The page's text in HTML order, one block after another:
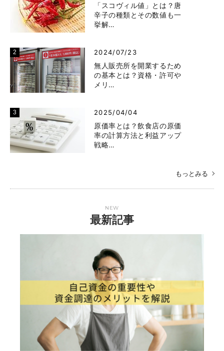
「スコヴィル値」とは？唐
辛子の種類とその数値も一
挙解…
2024/07/23
無人販売所を開業するため
の基本とは？資格・許可や
メリ…
2025/04/04
原価率とは？飲食店の原価
率の計算方法と利益アップ
戦略…
もっとみる
NEW
最新記事